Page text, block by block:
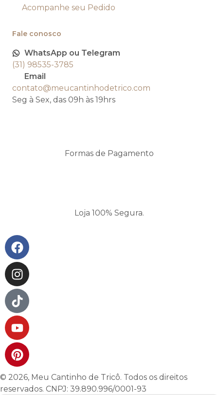
Acompanhe seu Pedido
Fale conosco
WhatsApp ou Telegram
(31) 98535-3785
Email
contato@meucantinhodetrico.com
Seg à Sex, das 09h às 19hrs
Formas de Pagamento
Loja 100% Segura.
Facebook
Instagram
Tiktok
Youtube
Pinterest
© 2026, Meu Cantinho de Tricô. Todos os direitos
reservados. CNPJ: 39.890.996/0001-93